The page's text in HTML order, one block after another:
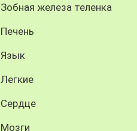
Зобная железа теленка
Печень
Язык
Легкие
Сердце
Мозги